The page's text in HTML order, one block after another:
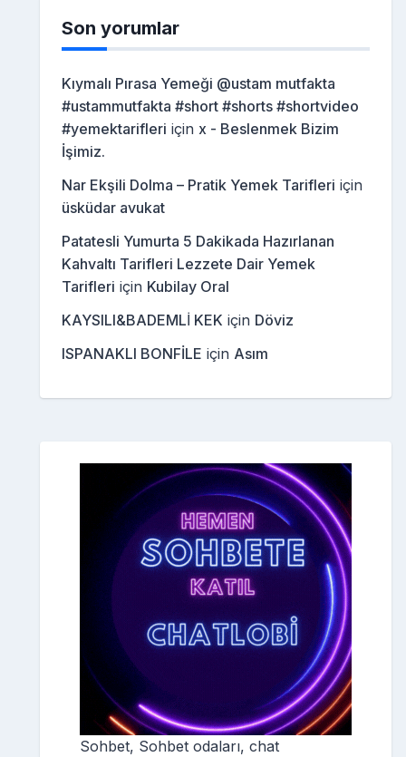
Son yorumlar
Kıymalı Pırasa Yemeği @ustam mutfakta
#ustammutfakta #short #shorts #shortvideo
#yemektarifleri için x - Beslenmek Bizim
İşimiz.
Nar Ekşili Dolma – Pratik Yemek Tarifleri için
üsküdar avukat
Patatesli Yumurta 5 Dakikada Hazırlanan
Kahvaltı Tarifleri Lezzete Dair Yemek
Tarifleri için Kubilay Oral
KAYSILI&BADEMLİ KEK için Döviz
ISPANAKLI BONFİLE için Asım
Sohbet, Sohbet odaları, chat